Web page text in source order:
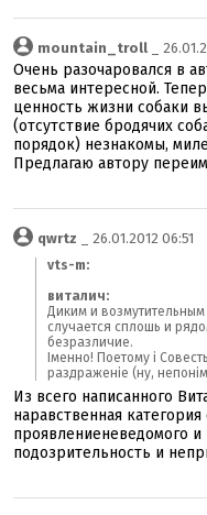
mountain_troll _
Очень разочаровался в
весьма интересной.
ценность жизни собаки
(отсутствие бродячих
порядок) незнакомы,
Предлагаю автору
qwrtz _ 26.01.2012 06:51
vts-m:
виталич:
Диким и
случается сплошь и
безразличие.
Іменно! Поетому і
раздраженіе (ну,
Из всего написанного
наравственная
проявлениеневедомого и
подозрительность и